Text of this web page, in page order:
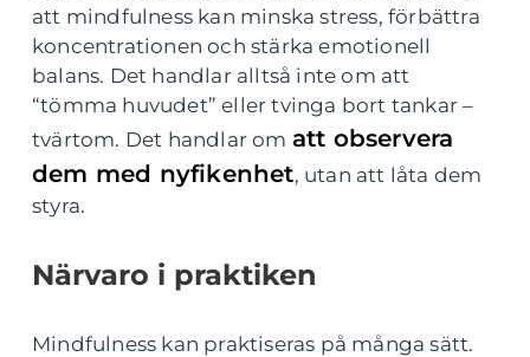
att mindfulness kan minska stress, förbättra
koncentrationen och stärka emotionell
balans. Det handlar alltså inte om att
“tömma huvudet” eller tvinga bort tankar –
tvärtom. Det handlar om att observera
dem med nyfikenhet, utan att låta dem
styra.
Närvaro i praktiken
Mindfulness kan praktiseras på många sätt.